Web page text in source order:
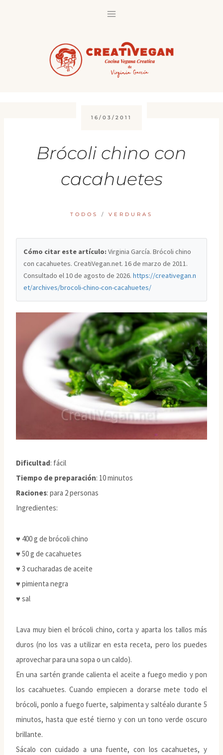
16/03/2011
Brócoli chino con
cacahuetes
TODOS / VERDURAS
Cómo citar este artículo: Virginia García. Brócoli chino
con cacahuetes. CreatiVegan.net. 16 de marzo de 2011.
Consultado el10 de agosto de 2026.https://creativegan.n
et/archives/brocoli-chino-con-cacahuetes/
Dificultad: fácil
Tiempo de preparación: 10 minutos
Raciones: para 2 personas
Ingredientes:
♥ 400 g de brócoli chino
♥ 50 g de cacahuetes
♥ 3 cucharadas de aceite
♥ pimienta negra
♥ sal
Lava muy bien el brócoli chino, corta y aparta los tallos más
duros (no los vas a utilizar en esta receta, pero los puedes
aprovechar para una sopa o un caldo).
En una sartén grande calienta el aceite a fuego medio y pon
los cacahuetes. Cuando empiecen a dorarse mete todo el
brócoli, ponlo a fuego fuerte, salpimenta y saltéalo durante 5
minutos, hasta que esté tierno y con un tono verde oscuro
brillante.
Sácalo con cuidado a una fuente, con los cacahuetes, y